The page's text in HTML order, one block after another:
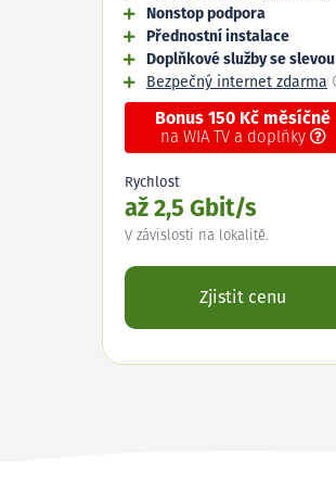
Nonstop podpora
Přednostní instalace
Doplňkové služby se slevou
Bezpečný internet zdarma
Bonus 150 Kč měsíčně
na WIA TV a doplňky
Rychlost
až 2,5 Gbit/s
V závislosti na lokalitě.
Zjistit cenu